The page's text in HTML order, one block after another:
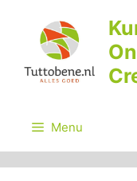
inhoud
Menu